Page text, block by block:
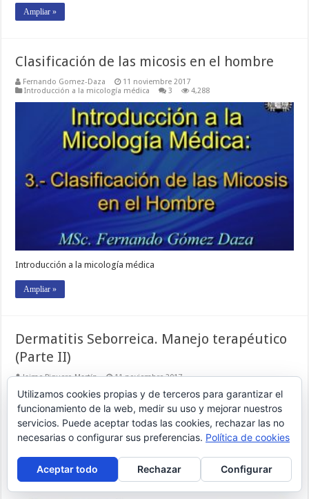
Ampliar »
Clasificación de las micosis en el hombre
Fernando Gomez-Daza
11 noviembre 2017
Introducción a la micología médica
3 4,288
Introducción a la micología médica
Ampliar »
Dermatitis Seborreica. Manejo terapéutico
(Parte II)
Jaime Piquero Martín
11 noviembre 2017
Utilizamos cookies propias y de terceros para garantizar el
funcionamiento de la web, medir su uso y mejorar nuestros
servicios. Puede aceptar todas las cookies, rechazar las no
necesarias o configurar sus preferencias. Política de cookies
Aceptar todo Rechazar Configurar